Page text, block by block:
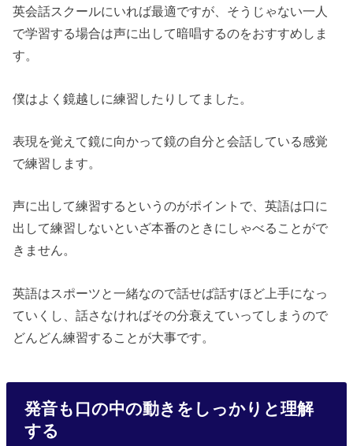
英会話スクールにいれば最適ですが、そうじゃない一人
で学習する場合は声に出して暗唱するのをおすすめしま
す。
僕はよく鏡越しに練習したりしてました。
表現を覚えて鏡に向かって鏡の自分と会話している感覚
で練習します。
声に出して練習するというのがポイントで、英語は口に
出して練習しないといざ本番のときにしゃべることがで
きません。
英語はスポーツと一緒なので話せば話すほど上手になっ
ていくし、話さなければその分衰えていってしまうので
どんどん練習することが大事です。
発音も口の中の動きをしっかりと理解
する